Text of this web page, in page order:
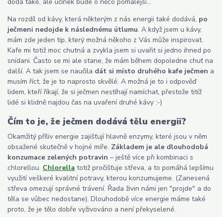
Na rozdíl od kávy, která některým z nás energii také dodává, po
ječmeni nedojde k následnému útlumu. A když jsem u kávy,
mám zde jeden tip, který možná někoho z Vás může inspirovat.
Kafe mi totiž moc chutná a zvykla jsem si uvařit si jedno ihned po
snídani. Často se mi ale stane, že mám během dopoledne chuť na
další. A tak jsem se naučila dát si místo druhého kafe ječmen a
musím říct, že je to naprosto skvělé. A možná je to i odpověď
lidem, kteří říkají, že si ječmen nestíhají namíchat, přestože titíž
lidé si klidně najdou čas na uvaření druhé kávy :-)
Čím to je, že ječmen dodává tělu energii?
Okamžitý příliv energie zajišťují hlavně enzymy, které jsou v něm
obsažené skutečně v hojné míře. Základem je ale dlouhodobá
konzumace zelených potravin – ještě více při kombinaci s
chlorellou. Chlorella totiž pročišťuje střeva, a to pomáhá lepšímu
využití veškeré kvalitní potravy, kterou konzumujeme. (Zanesená
střeva omezují správné trávení. Řada živin námi jen "projde" a do
těla se vůbec nedostane). Dlouhodobě více energie máme také
proto, že je tělo dobře vyživováno a není překyselené.